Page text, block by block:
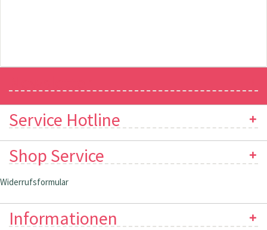
Service Hotline
Shop Service
Widerrufsformular
Informationen